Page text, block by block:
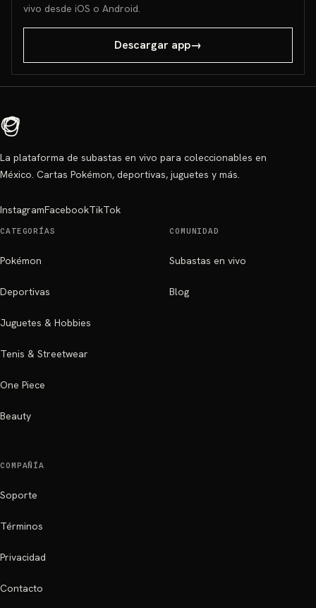
vivo desde iOS o Android.
Descargar app→
La plataforma de subastas en vivo para coleccionables en
México. Cartas Pokémon, deportivas, juguetes y más.
InstagramFacebookTikTok
CATEGORÍAS
Pokémon
Deportivas
Juguetes & Hobbies
Tenis & Streetwear
One Piece
Beauty
COMUNIDAD
Subastas en vivo
Blog
COMPAÑÍA
Soporte
Términos
Privacidad
Contacto